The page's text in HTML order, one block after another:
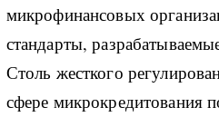
микрофинансовых
стандарты,
Столь жесткого
сфере микрокредитования